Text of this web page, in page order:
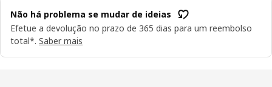
Não há problema se mudar de ideias
Efetue a devolução no prazo de 365 dias para um reembolso
total*. Saber mais